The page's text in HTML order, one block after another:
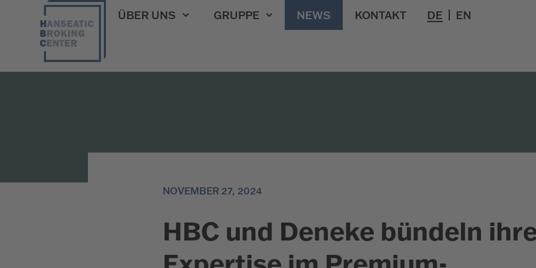
ÜBER UNS GRUPPE NEWS KONTAKT DE EN
NOVEMBER 27, 2024
HBC und Deneke bündeln